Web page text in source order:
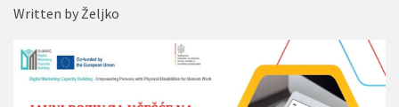
Written byŽeljko